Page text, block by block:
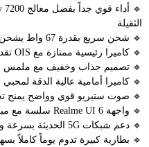
الثقيلة
🔹 شحن سريع بقدرة 67 واط يشحن البطارية في وقت قياسي
🔹 كاميرا رئيسية ممتازة مع OIS تقدم صوراً واضحة في مختلف الإضاءات
🔹 تصميم جذاب وخفيف مع
🔹 كاميرا أمامية عالية الدقة
🔹 صوت ستيريو قوي وواضح يمنح
🔹 واجهة Realme UI 6 سلسة مع ميزات ذكية وتحسين في الأداء
🔹 دعم شبكات 5G الحديثة بسرعة واستقرار ممتازين
🔹 بطارية كبيرة تدوم يوماً كاملاً